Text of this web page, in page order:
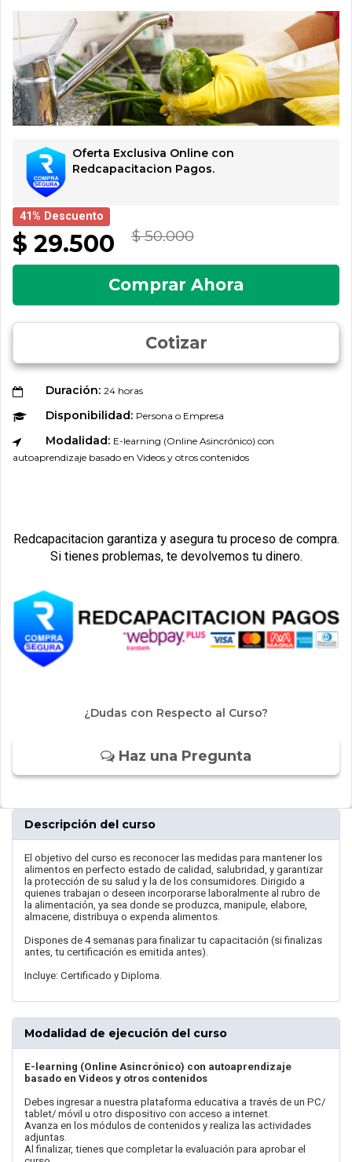
Oferta Exclusiva Online con
Redcapacitacion Pagos.
41% Descuento
$ 29.500 $ 50.000
Comprar Ahora
Cotizar
Duración: 24 horas
Disponibilidad: Persona o Empresa
Modalidad: E-learning (Online Asincrónico) con
autoaprendizaje basado en Videos y otros contenidos
Redcapacitacion garantiza y asegura tu proceso de compra.
Si tienes problemas, te devolvemos tu dinero.
¿Dudas con Respecto al Curso?
Haz una Pregunta
Descripción del curso
El objetivo del curso es reconocer las medidas para mantener los
alimentos en perfecto estado de calidad, salubridad, y garantizar
la protección de su salud y la de los consumidores. Dirigido a
quienes trabajan o deseen incorporarse laboralmente al rubro de
la alimentación, ya sea donde se produzca, manipule, elabore,
almacene, distribuya o expenda alimentos.
Dispones de 4 semanas para finalizar tu capacitación (si finalizas
antes, tu certificación es emitida antes).
Incluye: Certificado y Diploma.
Modalidad de ejecución del curso
E-learning (Online Asincrónico) con autoaprendizaje
basado en Videos y otros contenidos
Debes ingresar a nuestra plataforma educativa a través de un PC/
tablet/ móvil u otro dispositivo con acceso a internet.
Avanza en los módulos de contenidos y realiza las actividades
adjuntas.
Al finalizar, tienes que completar la evaluación para aprobar el